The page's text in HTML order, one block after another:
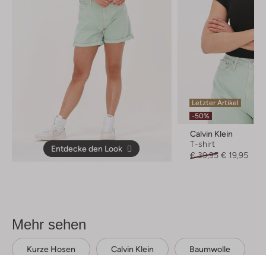
Entdecke den Look
Letzter Artikel
-50%
Calvin Klein
T-shirt
€ 39,95 € 19,95
Mehr sehen
Kurze Hosen Calvin Klein Baumwolle